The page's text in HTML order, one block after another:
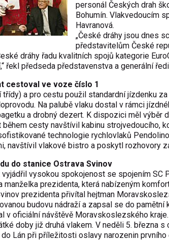
personál Českých drah
Bohumín. Vlakvedoucím
Havranová.
„České dráhy jsou dnes
představitelům České
dráhy řadu kvalitních spojů kategorie
řekl předseda představenstva a generální
cestoval ve voze číslo 1
třídy) a pro cestu použil standardní jízdenku
Na palubě vlaku dostal v rámci
a drobný dezert. K dispozici měl výběr
během cesty navštívil kabinu strojvedoucího,
technologie rychlovlaků
navštívil vlakové bistro a poskytl rozhovory
do stanice Ostrava Svinov
vysokou spokojenost se spojením SC
manželka prezidenta, která nabízeným
prezidenta přivítal hejtman
budovu nádraží a zapsal se do
v oficiální návštěvě Moravskoslezského
doby již druhá vlakem. V neděli 5. března
Lán při příležitosti oslavy narozenin